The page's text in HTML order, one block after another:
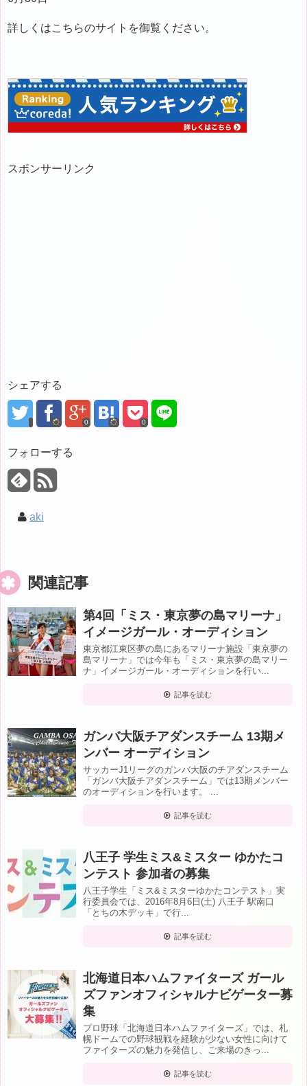
詳しくはこちらのサイトを御覧ください。
スポンサーリンク
シェアする
0 0
フォローする
aki
関連記事
第4回「ミス・東京夢の島マリーナ」
イメージガール・オーディション
東京都江東区夢の島にあるマリーナ施設「東京夢の
島マリーナ」では今年も「ミス・東京夢の島マリー
ナ」イメージガール・オーディションを行い...
記事を読む
ガンバ大阪チアダンスチーム 13期メ
ンバー オーディション
サッカーJ1リーグのガンバ大阪のチアダンスチーム
「ガンバ大阪チアダンスチーム」では13期メンバー
のオーディションを行います。 ...
記事を読む
八王子 学生ミス&ミスター ゆかたコ
ンテスト 参加者の募集
八王子学生「ミス&ミスターゆかたコンテスト」実
行委員会では、2016年8月6日(土) 八王子 駅南口
「とちの木デッキ」で行...
記事を読む
北海道日本ハムファイターズ ガール
ズファンオフィシャルナビゲーター募
集
プロ野球「北海道日本ハムファイターズ」では、札
幌ドームでの野球観戦を経験が少ない女性に向けて
ファイターズの魅力を発信し、ご来場のきっ...
記事を読む